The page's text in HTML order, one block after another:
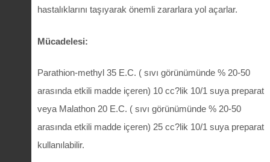
hastalıklarını taşıyarak önemli zararlara yol açarlar.
Mücadelesi:
Parathion-methyl 35 E.C. ( sıvı görünümünde % 20-50
arasında etkili madde içeren) 10 cc?lik 10/1 suya preparat
veya Malathon 20 E.C. ( sıvı görünümünde % 20-50
arasında etkili madde içeren) 25 cc?lik 10/1 suya preparat
kullanılabilir.